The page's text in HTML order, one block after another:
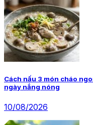
Cách nấu 3 món cháo
ngày nắng nóng
10/08/2026